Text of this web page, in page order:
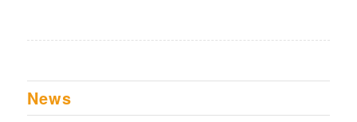
News